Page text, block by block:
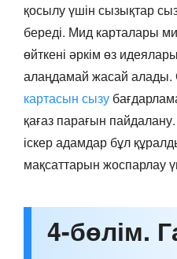
қосылу үшін сызықтар
береді. Мид карталары
өйткені әркім өз
алаңдамай жасай алады.
картасын сызу
қағаз парағын
іскер адамдар бұл
мақсаттарын жоспарлау
4-бөлім.